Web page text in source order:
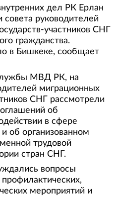
дел РК Ерлан
совета руководителей
участников СНГ
гражданства.
в Бишкеке, сообщает
МВД РК, на
миграционных
СНГ рассмотрели
об
в сфере
об организованном
трудовой
стран СНГ.
вопросы
мероприятий и